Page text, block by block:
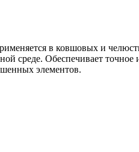
в ковшовых и
среде. Обеспечивает
элементов.